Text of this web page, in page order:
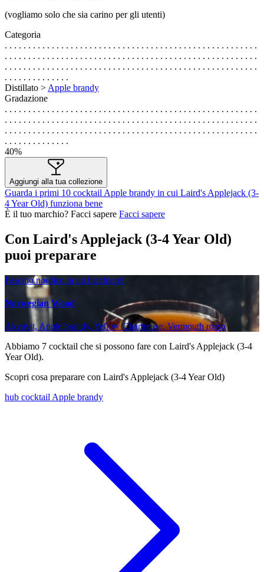
(vogliamo solo che sia carino per gli utenti)
Categoria
. . . . . . . . . . . . . . . . . . . . . . . . . . . . . . . . . . . . . . . . . . . . . . . . . . . . . .
. . . . . . . . . . . . . . . . . . . . . . . . . . . . . . . . . . . . . . . . . . . . . . . . . . . . . .
. . . . . . . . . . . . . . . . . . . . . . . . . . . . . . . . . . . . . . . . . . . . . . . . . . . . . .
. . . . . . . . . . . . . .
Distillato > Apple brandy
Gradazione
. . . . . . . . . . . . . . . . . . . . . . . . . . . . . . . . . . . . . . . . . . . . . . . . . . . . . .
. . . . . . . . . . . . . . . . . . . . . . . . . . . . . . . . . . . . . . . . . . . . . . . . . . . . . .
. . . . . . . . . . . . . . . . . . . . . . . . . . . . . . . . . . . . . . . . . . . . . . . . . . . . . .
. . . . . . . . . . . . . .
40%
Aggiungi alla tua collezione
Guarda i primi 10 cocktail Apple brandy in cui Laird's Applejack (3-
4 Year Old) funziona bene
È il tuo marchio? Facci sapere Facci sapere
Con Laird's Applejack (3-4 Year Old)
puoi preparare
Fascino nordico in un bicchiere!
Norwegian Wood
Akvavit, Apple brandy, Yellow Chartreuse, Vermouth rosso
Abbiamo 7 cocktail che si possono fare con Laird's Applejack (3-4
Year Old).
Scopri cosa preparare con Laird's Applejack (3-4 Year Old)
hub cocktail Apple brandy